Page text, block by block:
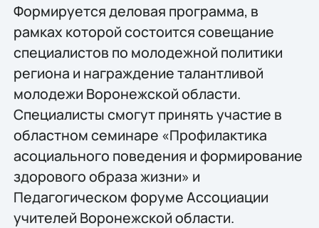
Формируется деловая программа, в
рамках которой состоится совещание
специалистов по молодежной политики
региона и награждение талантливой
молодежи Воронежской области.
Специалисты смогут принять участие в
областном семинаре «Профилактика
асоциального поведения и формирование
здорового образа жизни» и
Педагогическом форуме Ассоциации
учителей Воронежской области.